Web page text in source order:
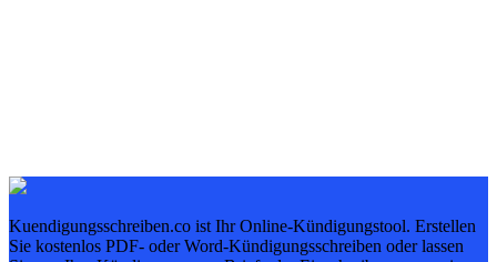
Kuendigungsschreiben.co ist Ihr Online-Kündigungstool. Erstellen
Sie kostenlos PDF- oder Word-Kündigungsschreiben oder lassen